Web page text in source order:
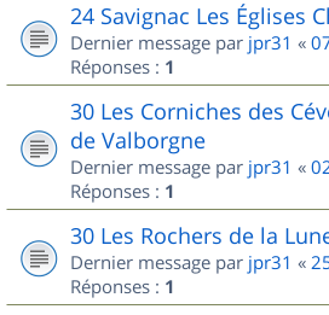
24 Savignac Les Églises
Dernier message par jpr31 «
Réponses : 1
30 Les Corniches des
de Valborgne
Dernier message par jpr31 «
Réponses : 1
30 Les Rochers de la
Dernier message par jpr31 «
Réponses : 1